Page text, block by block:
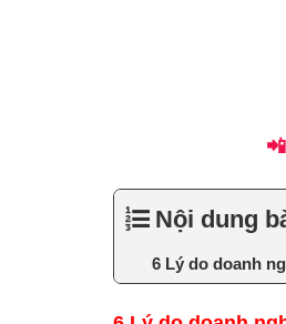
📲
Nội dung
6 Lý do doanh